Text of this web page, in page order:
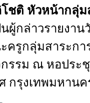
ชติ หัวหน้ากลุ่ม
นผู้กล่าวรายงา
รูกลุ่มสาระกา
รรม ณ หอประ
กรุงเทพมหานค